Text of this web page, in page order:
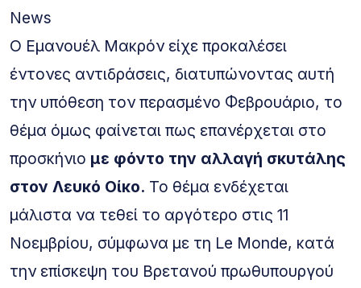
News
Ο Εμανουέλ Μακρόν είχε προκαλέσει
έντονες αντιδράσεις, διατυπώνοντας αυτή
την υπόθεση τον περασμένο Φεβρουάριο, το
θέμα όμως φαίνεται πως επανέρχεται στο
προσκήνιο με φόντο την αλλαγή σκυτάλης
στον Λευκό Οίκο. Το θέμα ενδέχεται
μάλιστα να τεθεί το αργότερο στις 11
Νοεμβρίου, σύμφωνα με τη Le Monde, κατά
την επίσκεψη του Βρετανού πρωθυπουργού